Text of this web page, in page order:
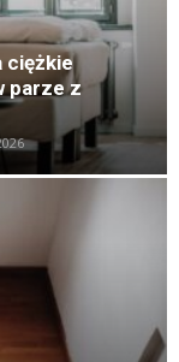
ciężkie
parze z